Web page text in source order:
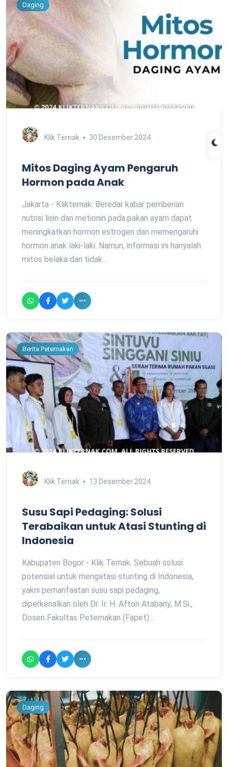
Daging
Klik Ternak 30 Desember 2024
Mitos Daging Ayam Pengaruh
Hormon pada Anak
Jakarta - Klikternak. Beredar kabar pemberian
nutrisi lisin dan metionin pada pakan ayam dapat
meningkatkan hormon estrogen dan memengaruhi
hormon anak laki-laki. Namun, informasi ini hanyalah
mitos belaka dan tidak…
Berita Peternakan
Klik Ternak 13 Desember 2024
Susu Sapi Pedaging: Solusi
Terabaikan untuk Atasi Stunting di
Indonesia
Kabupaten Bogor - Klik Ternak. Sebuah solusi
potensial untuk mengatasi stunting di Indonesia,
yakni pemanfaatan susu sapi pedaging,
diperkenalkan oleh Dr. Ir. H. Afton Atabany, M.Si.,
Dosen Fakultas Peternakan (Fapet)…
Daging